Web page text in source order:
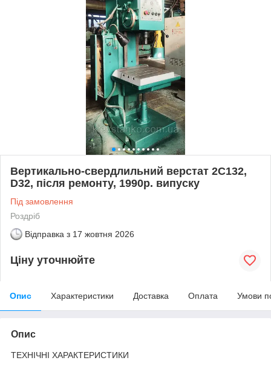
Вертикально-свердлильний верстат 2С132,
D32, після ремонту, 1990р. випуску
Під замовлення
Роздріб
Відправка з 17 жовтня 2026
Ціну уточнюйте
Опис Характеристики Доставка Оплата Умови
Опис
ТЕХНІЧНІ ХАРАКТЕРИСТИКИ